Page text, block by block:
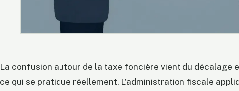
La confusion autour de la taxe foncière vient du décalage
ce qui se pratique réellement. L’administration fiscale